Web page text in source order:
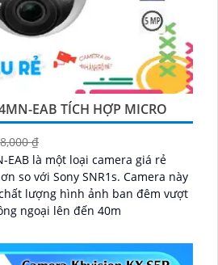
EAB TÍCH HỢP MICRO
₫
EAB là một loại camera giá rẻ
Sony SNR1s. Camera này
lượng hình ảnh ban đêm vượt
ngoại lên đến 40m